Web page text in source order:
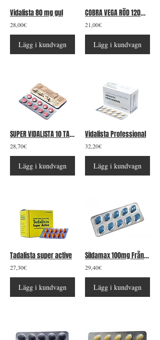
Vidalista 80 mg gul
28,00€
Lägg i kundvagn
COBRA VEGA RÖD 120MG 10 st
21,00€
Lägg i kundvagn
SUPER VIDALISTA 10 TABLETS
28,70€
Lägg i kundvagn
Vidalista Professional
32,20€
Lägg i kundvagn
Tadalista super active
27,30€
Lägg i kundvagn
Sildamax 100mg Från 20 tabletter
29,40€
Lägg i kundvagn